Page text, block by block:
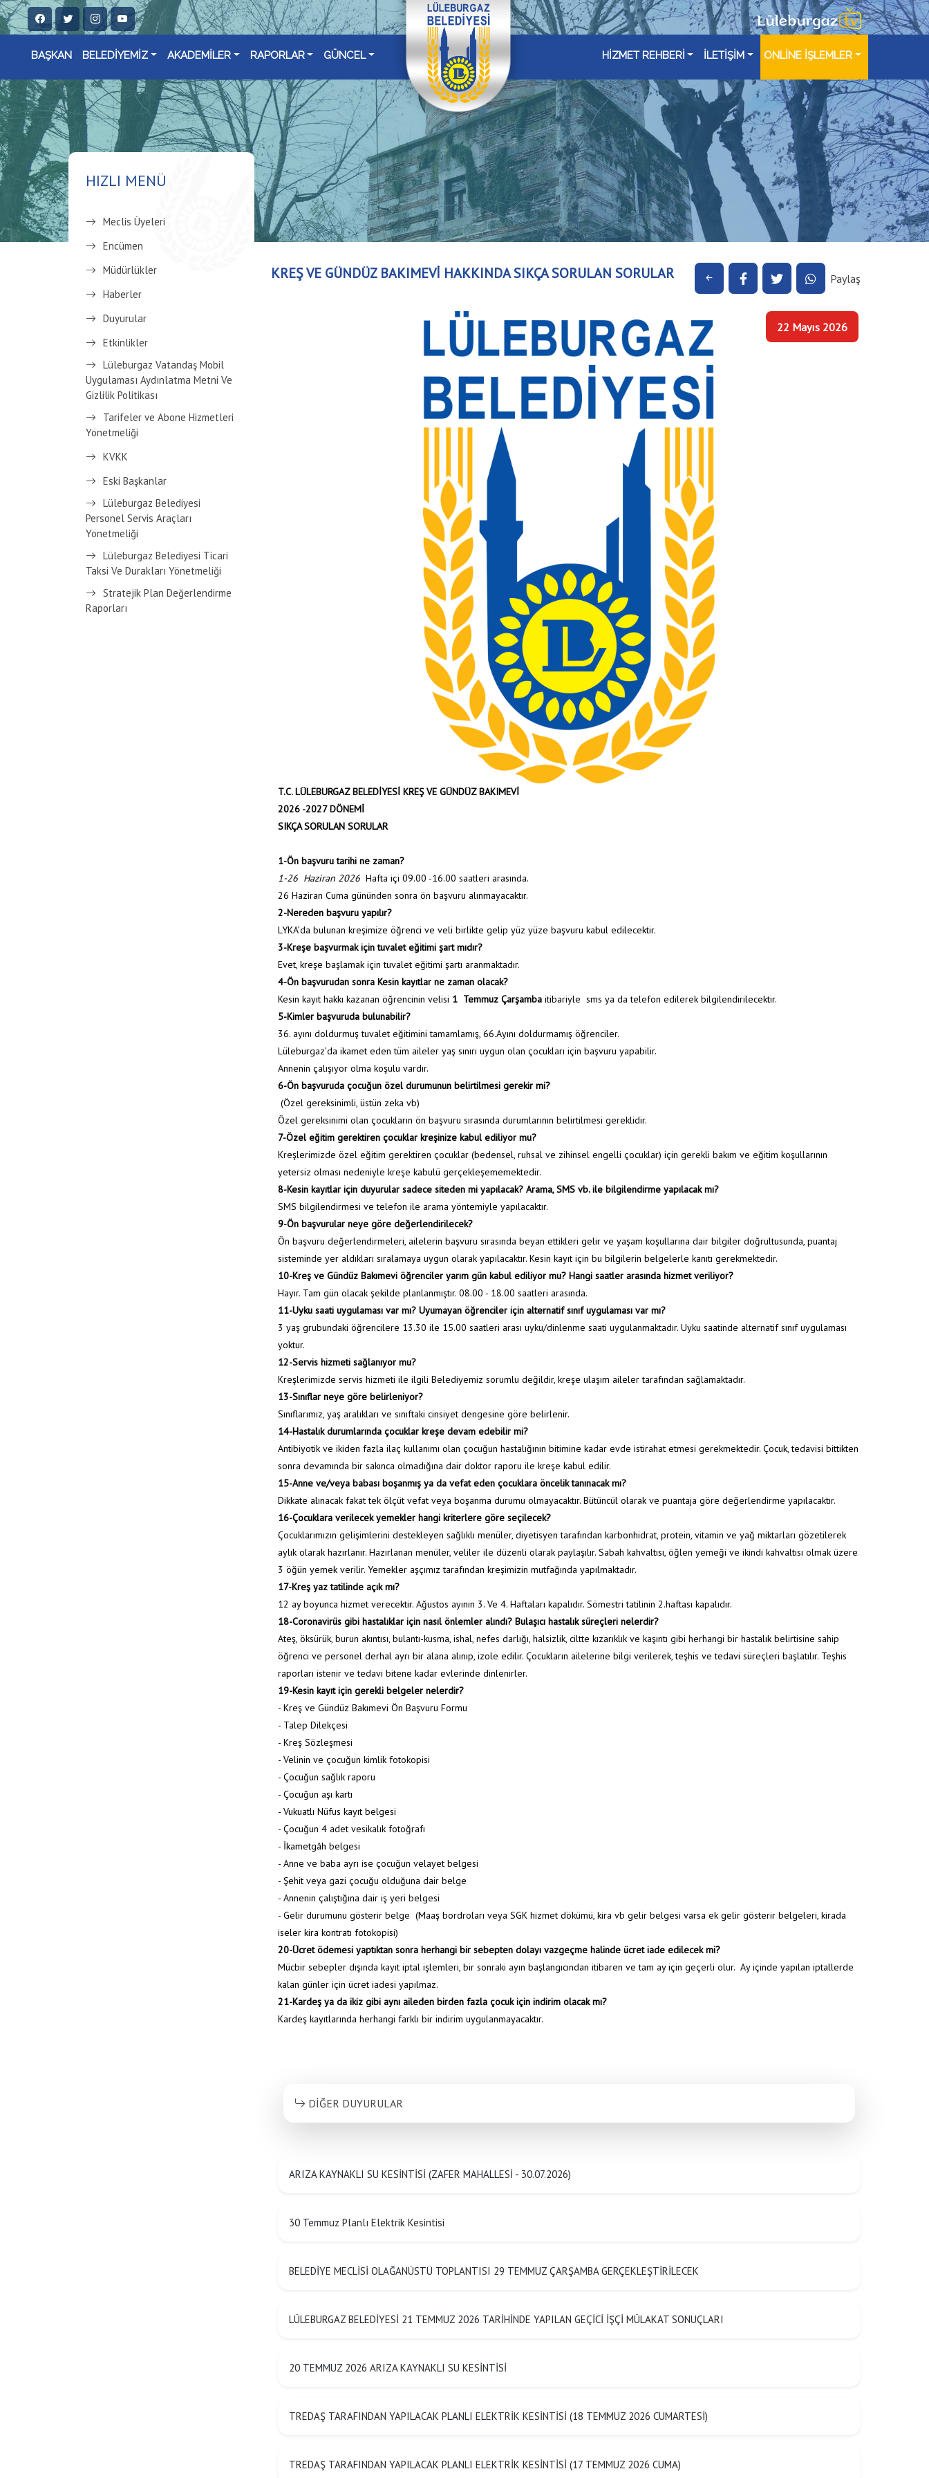
BAŞKAN BELEDİYEMİZ AKADEMİLER RAPORLAR GÜNCEL HİZMET REHBERİ İLETİŞİM ONLİNE İŞLEMLER
Anasayfa / Duyurular / KREŞ VE GÜNDÜZ BAKIMEVİ HAKKINDA SIKÇA SORULAN SORULAR
HIZLI MENÜ
Meclis Üyeleri
Encümen
Müdürlükler
Haberler
Duyurular
Etkinlikler
Lüleburgaz Vatandaş Mobil
Uygulaması Aydınlatma Metni Ve
Gizlilik Politikası
Tarifeler ve Abone Hizmetleri
Yönetmeliği
KVKK
Eski Başkanlar
Lüleburgaz Belediyesi
Personel Servis Araçları
Yönetmeliği
Lüleburgaz Belediyesi Ticari
Taksi Ve Durakları Yönetmeliği
Stratejik Plan Değerlendirme
Raporları
KREŞ VE GÜNDÜZ BAKIMEVİ HAKKINDA SIKÇA SORULAN SORULAR Paylaş
22 Mayıs 2026
T.C. LÜLEBURGAZ BELEDİYESİ KREŞ VE GÜNDÜZ BAKIMEVİ
2026 -2027 DÖNEMİ
SIKÇA SORULAN SORULAR
1-Ön başvuru tarihi ne zaman?
1-26 Haziran 2026 Hafta içi 09.00 -16.00 saatleri arasında.
26 Haziran Cuma gününden sonra ön başvuru alınmayacaktır.
2-Nereden başvuru yapılır?
LYKA’da bulunan kreşimize öğrenci ve veli birlikte gelip yüz yüze başvuru kabul edilecektir.
3-Kreşe başvurmak için tuvalet eğitimi şart mıdır?
Evet, kreşe başlamak için tuvalet eğitimi şartı aranmaktadır.
4-Ön başvurudan sonra Kesin kayıtlar ne zaman olacak?
Kesin kayıt hakkı kazanan öğrencinin velisi 1 Temmuz Çarşambaitibariyle sms ya da telefon edilerek bilgilendirilecektir.
5-Kimler başvuruda bulunabilir?
36. ayını doldurmuş tuvalet eğitimini tamamlamış, 66.Ayını doldurmamış öğrenciler.
Lüleburgaz’da ikamet eden tüm aileler yaş sınırı uygun olan çocukları için başvuru yapabilir.
Annenin çalışıyor olma koşulu vardır.
6-Ön başvuruda çocuğun özel durumunun belirtilmesi gerekir mi?
(Özel gereksinimli, üstün zeka vb)
Özel gereksinimi olan çocukların ön başvuru sırasında durumlarının belirtilmesi gereklidir.
7-Özel eğitim gerektiren çocuklar kreşinize kabul ediliyor mu?
Kreşlerimizde özel eğitim gerektiren çocuklar (bedensel, ruhsal ve zihinsel engelli çocuklar) için gerekli bakım ve eğitim koşullarının
yetersiz olması nedeniyle kreşe kabulü gerçekleşememektedir.
8-Kesin kayıtlar için duyurular sadece siteden mi yapılacak? Arama, SMS vb. ile bilgilendirme yapılacak mı?
SMS bilgilendirmesi ve telefon ile arama yöntemiyle yapılacaktır.
9-Ön başvurular neye göre değerlendirilecek?
Ön başvuru değerlendirmeleri, ailelerin başvuru sırasında beyan ettikleri gelir ve yaşam koşullarına dair bilgiler doğrultusunda, puantaj
sisteminde yer aldıkları sıralamaya uygun olarak yapılacaktır. Kesin kayıt için bu bilgilerin belgelerle kanıtı gerekmektedir.
10-Kreş ve Gündüz Bakımevi öğrenciler yarım gün kabul ediliyor mu? Hangi saatler arasında hizmet veriliyor?
Hayır. Tam gün olacak şekilde planlanmıştır. 08.00 - 18.00 saatleri arasında.
11-Uyku saati uygulaması var mı? Uyumayan öğrenciler için alternatif sınıf uygulaması var mı?
3 yaş grubundaki öğrencilere 13.30 ile 15.00 saatleri arası uyku/dinlenme saati uygulanmaktadır. Uyku saatinde alternatif sınıf uygulaması
yoktur.
12-Servis hizmeti sağlanıyor mu?
Kreşlerimizde servis hizmeti ile ilgili Belediyemiz sorumlu değildir, kreşe ulaşım aileler tarafından sağlamaktadır.
13-Sınıflar neye göre belirleniyor?
Sınıflarımız, yaş aralıkları ve sınıftaki cinsiyet dengesine göre belirlenir.
14-Hastalık durumlarında çocuklar kreşe devam edebilir mi?
Antibiyotik ve ikiden fazla ilaç kullanımı olan çocuğun hastalığının bitimine kadar evde istirahat etmesi gerekmektedir. Çocuk, tedavisi bittikten
sonra devamında bir sakınca olmadığına dair doktor raporu ile kreşe kabul edilir.
15-Anne ve/veya babası boşanmış ya da vefat eden çocuklara öncelik tanınacak mı?
Dikkate alınacak fakat tek ölçüt vefat veya boşanma durumu olmayacaktır. Bütüncül olarak ve puantaja göre değerlendirme yapılacaktır.
16-Çocuklara verilecek yemekler hangi kriterlere göre seçilecek?
Çocuklarımızın gelişimlerini destekleyen sağlıklı menüler, diyetisyen tarafından karbonhidrat, protein, vitamin ve yağ miktarları gözetilerek
aylık olarak hazırlanır. Hazırlanan menüler, veliler ile düzenli olarak paylaşılır. Sabah kahvaltısı, öğlen yemeği ve ikindi kahvaltısı olmak üzere
3 öğün yemek verilir. Yemekler aşçımız tarafından kreşimizin mutfağında yapılmaktadır.
17-Kreş yaz tatilinde açık mı?
12 ay boyunca hizmet verecektir. Ağustos ayının 3. Ve 4. Haftaları kapalıdır. Sömestri tatilinin 2.haftası kapalıdır.
18-Coronavirüs gibi hastalıklar için nasıl önlemler alındı? Bulaşıcı hastalık süreçleri nelerdir?
Ateş, öksürük, burun akıntısı, bulantı-kusma, ishal, nefes darlığı, halsizlik, ciltte kızarıklık ve kaşıntı gibi herhangi bir hastalık belirtisine sahip
öğrenci ve personel derhal ayrı bir alana alınıp, izole edilir. Çocukların ailelerine bilgi verilerek, teşhis ve tedavi süreçleri başlatılır. Teşhis
raporları istenir ve tedavi bitene kadar evlerinde dinlenirler.
19-Kesin kayıt için gerekli belgeler nelerdir?
- Kreş ve Gündüz Bakımevi Ön Başvuru Formu
- Talep Dilekçesi
- Kreş Sözleşmesi
- Velinin ve çocuğun kimlik fotokopisi
- Çocuğun sağlık raporu
- Çocuğun aşı kartı
- Vukuatlı Nüfus kayıt belgesi
- Çocuğun 4 adet vesikalık fotoğrafı
- İkametgâh belgesi
- Anne ve baba ayrı ise çocuğun velayet belgesi
- Şehit veya gazi çocuğu olduğuna dair belge
- Annenin çalıştığına dair iş yeri belgesi
- Gelir durumunu gösterir belge (Maaş bordroları veya SGK hizmet dökümü, kira vb gelir belgesi varsa ek gelir gösterir belgeleri, kirada
iseler kira kontratı fotokopisi)
20-Ücret ödemesi yaptıktan sonra herhangi bir sebepten dolayı vazgeçme halinde ücret iade edilecek mi?
Mücbir sebepler dışında kayıt iptal işlemleri, bir sonraki ayın başlangıcından itibaren ve tam ay için geçerli olur. Ay içinde yapılan iptallerde
kalan günler için ücret iadesi yapılmaz.
21-Kardeş ya da ikiz gibi aynı aileden birden fazla çocuk için indirim olacak mı?
Kardeş kayıtlarında herhangi farklı bir indirim uygulanmayacaktır.
DİĞER DUYURULAR
ARIZA KAYNAKLI SU KESİNTİSİ (ZAFER MAHALLESİ - 30.07.2026)
30 Temmuz Planlı Elektrik Kesintisi
BELEDİYE MECLİSİ OLAĞANÜSTÜ TOPLANTISI 29 TEMMUZ ÇARŞAMBA GERÇEKLEŞTİRİLECEK
LÜLEBURGAZ BELEDİYESİ 21 TEMMUZ 2026 TARİHİNDE YAPILAN GEÇİCİ İŞÇİ MÜLAKAT SONUÇLARI
20 TEMMUZ 2026 ARIZA KAYNAKLI SU KESİNTİSİ
TREDAŞ TARAFINDAN YAPILACAK PLANLI ELEKTRİK KESİNTİSİ (18 TEMMUZ 2026 CUMARTESİ)
TREDAŞ TARAFINDAN YAPILACAK PLANLI ELEKTRİK KESİNTİSİ (17 TEMMUZ 2026 CUMA)